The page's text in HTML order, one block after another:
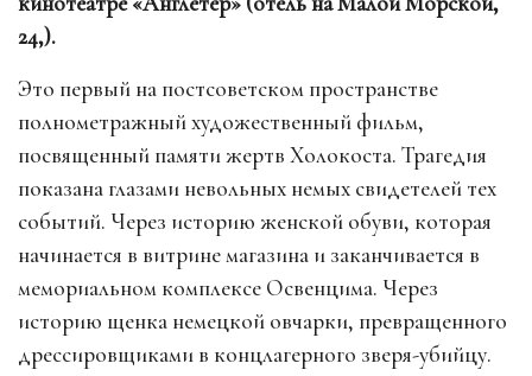
24,).
Это первый на постсоветском пространстве
полнометражный художественный фильм,
посвященный памяти жертв Холокоста. Трагедия
показана глазами невольных немых свидетелей тех
событий. Через историю женской обуви, которая
начинается в витрине магазина и заканчивается в
мемориальном комплексе Освенцима. Через
историю щенка немецкой овчарки, превращенного
дрессировщиками в концлагерного зверя-убийцу.